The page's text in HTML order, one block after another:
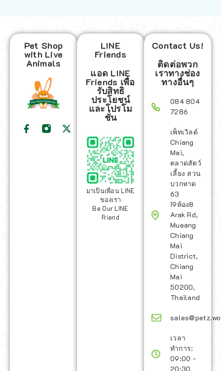
Pet Shop
with Live
Animals
LINE
Friends
แอด LINE
Friends เพื่อ
รับสิทธิ
ประโยชน์
และโปรโม
ชั่น
มาเป็นเพื่อน LINE
ของเรา
Be Our LINE
Friend
Contact Us!
ติดต่อพวก
เราทางช่อง
ทางอื่นๆ
084 804
7286
เพ็ทเวิลด์
Chiang
Mai,
ตลาดสัตว์
เลี้ยง สวน
บวกหาด
63
19ห้อง8
Arak Rd,
Mueang
Chiang
Mai
District,
Chiang
Mai
50200,
Thailand
เวลา
ทำการ:
09:00 -
20:30